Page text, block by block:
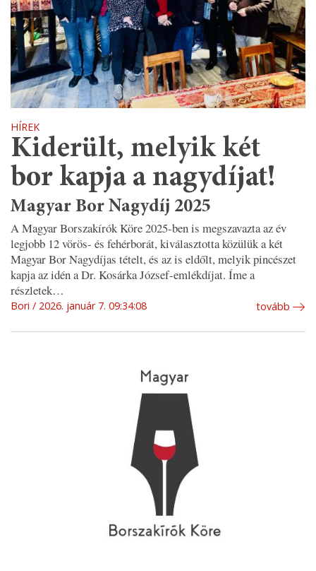
HÍREK
Kiderült, melyik két
bor kapja a nagydíjat!
Magyar Bor Nagydíj 2025
A Magyar Borszakírók Köre 2025-ben is megszavazta az év
legjobb 12 vörös- és fehérborát, kiválasztotta közülük a két
Magyar Bor Nagydíjas tételt, és az is eldőlt, melyik pincészet
kapja az idén a Dr. Kosárka József-emlékdíjat. Íme a
részletek…
Bori 2026. január 7. 09:34:08 tovább